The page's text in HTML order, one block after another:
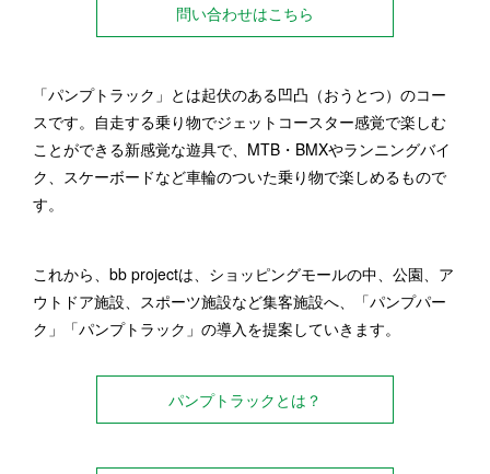
問い合わせはこちら
「パンプトラック」とは起伏のある凹凸（おうとつ）のコー
スです。自走する乗り物でジェットコースター感覚で楽しむ
ことができる新感覚な遊具で、MTB・BMXやランニングバイ
ク、スケーボードなど車輪のついた乗り物で楽しめるもので
す。
これから、bb projectは、ショッピングモールの中、公園、ア
ウトドア施設、スポーツ施設など集客施設へ、「パンプパー
ク」「パンプトラック」の導入を提案していきます。
パンプトラックとは？